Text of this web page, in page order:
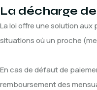
La décharge
La loi offre une solution
situations où un proche
En cas de défaut de
remboursement des